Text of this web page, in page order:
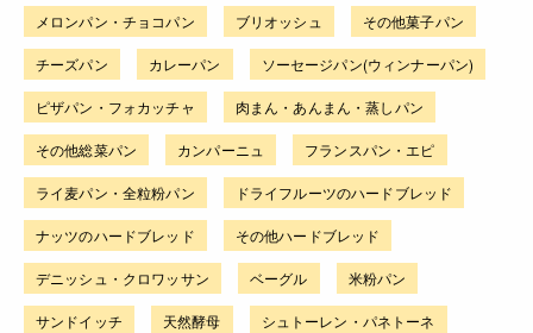
メロンパン・チョコパン ブリオッシュ その他菓子パン
チーズパン カレーパン ソーセージパン(ウィンナーパン)
ピザパン・フォカッチャ 肉まん・あんまん・蒸しパン
その他総菜パン カンパーニュ フランスパン・エピ
ライ麦パン・全粒粉パン ドライフルーツのハードブレッド
ナッツのハードブレッド その他ハードブレッド
デニッシュ・クロワッサン ベーグル 米粉パン
サンドイッチ 天然酵母 シュトーレン・パネトーネ